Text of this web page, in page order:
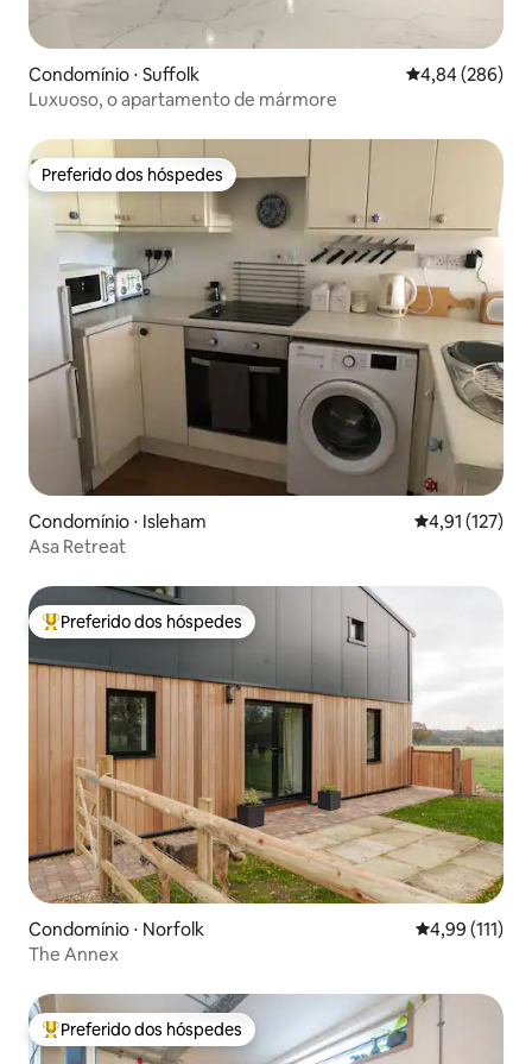
Condomínio ⋅ Suffolk 4,84 de uma
4,84 (286)
Luxuoso, o apartamento de mármore
Preferido dos hóspedes
Preferido dos hóspedes
Condomínio ⋅ Isleham 4,91 de uma
4,91 (127)
Asa Retreat
Entre os melhores preferidos dos hóspedes
Preferido dos hóspedes
Condomínio ⋅ Norfolk 4,99 de uma
4,99 (111)
The Annex
Entre os melhores preferidos dos hóspedes
Preferido dos hóspedes